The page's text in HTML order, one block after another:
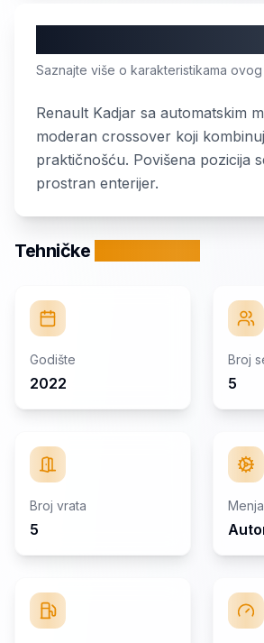
Saznajte više o karakteristikama
Renault Kadjar sa automatskim
moderan crossover koji
praktičnošću. Povišena pozicija
prostran enterijer.
Tehničke
Godište
2022
Broj
5
Broj vrata
5